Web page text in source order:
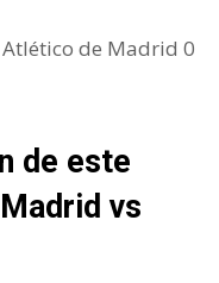
Atlético de Madrid 0
de este
vs